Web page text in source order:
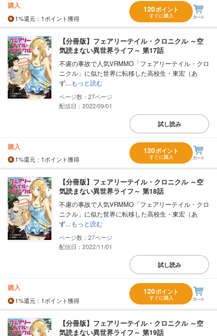
購入
1%還元 ：1ポイント獲得
120ポイント
すぐに購入
【分冊版】フェアリーテイル・クロニクル ～空
気読まない異世界ライフ～ 第17話
不慮の事故で人気VRMMO「フェアリーテイル・クロ
ニクル」に似た世界に転移した高校生・東宏（あ
ず...もっと読む
27
配信日：2022/09/01
試し読み
購入
1%還元 ：1ポイント獲得
120ポイント
すぐに購入
【分冊版】フェアリーテイル・クロニクル ～空
気読まない異世界ライフ～ 第18話
不慮の事故で人気VRMMO「フェアリーテイル・クロ
ニクル」に似た世界に転移した高校生・東宏（あ
ず...もっと読む
27
配信日：2022/11/01
試し読み
購入
1%還元 ：1ポイント獲得
120ポイント
すぐに購入
【分冊版】フェアリーテイル・クロニクル ～空
気読まない異世界ライフ～ 第19話